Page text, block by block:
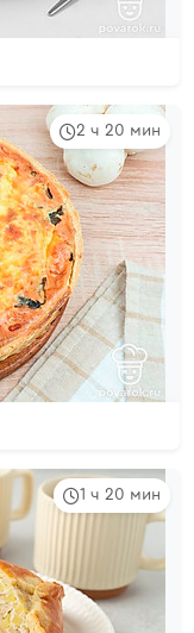
2 ч 20 мин
1 ч 20 мин